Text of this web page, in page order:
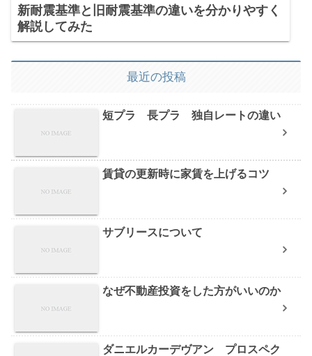
新耐震基準と旧耐震基準の違いを分かりやすく
解説してみた
最近の投稿
短プラ 長プラ 独自レートの違い
賃貸の更新時に家賃を上げるコツ
サブリースについて
なぜ不動産投資をした方がいいのか
ダニエルカーデヴアン プロスペク